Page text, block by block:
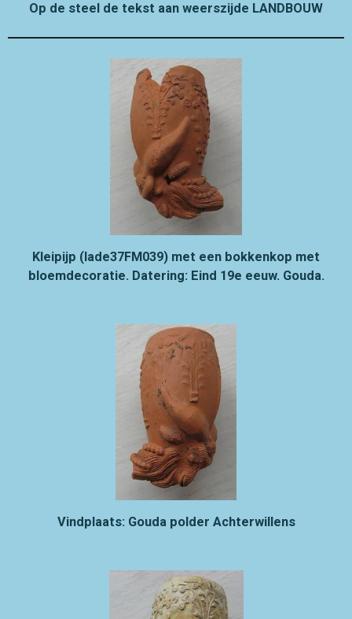
Op de steel de tekst aan weerszijde LANDBOUW
Kleipijp (lade37FM039) met een bokkenkop met
bloemdecoratie. Datering: Eind 19e eeuw. Gouda.
Vindplaats: Gouda polder Achterwillens